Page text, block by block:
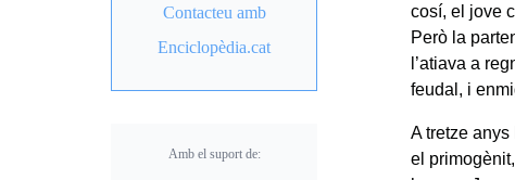
cosí, el jove
Però la
l’atiava a
feudal, i
A tretze
el
Contacteu amb
Enciclopèdia.cat
Amb el suport de: